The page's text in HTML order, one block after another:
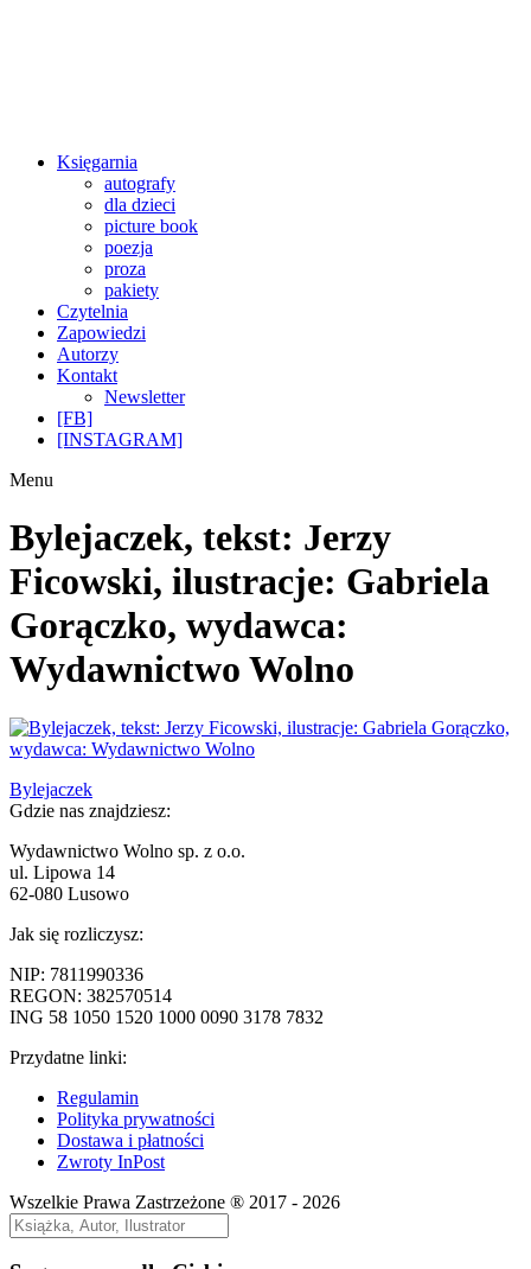
Księgarnia
autografy
dla dzieci
picture book
poezja
proza
pakiety
Czytelnia
Zapowiedzi
Autorzy
Kontakt
Newsletter
[FB]
[INSTAGRAM]
Menu
Bylejaczek, tekst: Jerzy
Ficowski, ilustracje: Gabriela
Gorączko, wydawca:
Wydawnictwo Wolno
Nawigacja
wpisu
Poprzedni
wpis:
Bylejaczek
Gdzie nas znajdziesz:
Wydawnictwo Wolno sp. z o.o.
ul. Lipowa 14
62-080 Lusowo
Jak się rozliczysz:
NIP: 7811990336
REGON: 382570514
ING 58 1050 1520 1000 0090 3178 7832
Przydatne linki:
Regulamin
Polityka prywatności
Dostawa i płatności
Zwroty InPost
Wszelkie Prawa Zastrzeżone ® 2017 - 2026